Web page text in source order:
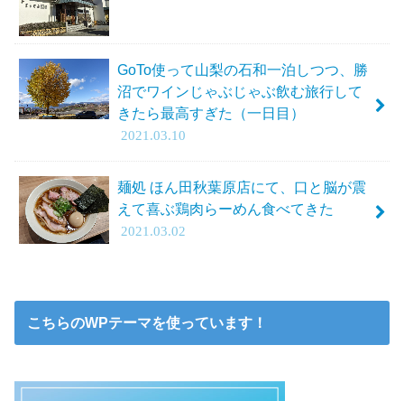
GoTo使って山梨の石和一泊しつつ、勝
沼でワインじゃぶじゃぶ飲む旅行して
きたら最高すぎた（一日目）
2021.03.10
麺処 ほん田秋葉原店にて、口と脳が震
えて喜ぶ鶏肉らーめん食べてきた
2021.03.02
こちらのWPテーマを使っています！